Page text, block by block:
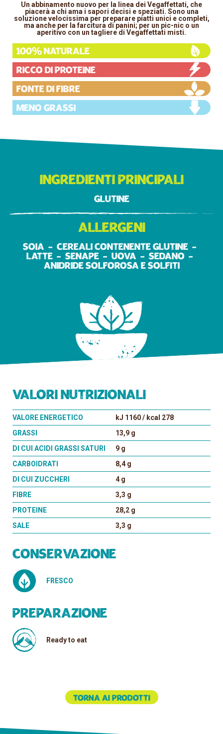
Un abbinamento nuovo per la linea dei Vegaffettati, che
piacerà a chi ama i sapori decisi e speziati. Sono una
soluzione velocissima per preparare piatti unici e completi,
ma anche per la farcitura di panini; per un pic-nic o un
aperitivo con un tagliere di Vegaffettati misti.
100% Naturale
Ricco di proteine
Fonte di fibre
Meno grassi
Ingredienti principali
Glutine
Allergeni
Soia
Cereali contenente glutine
Latte
Senape Uova
Sedano
Anidride solforosa e solfiti
Valori nutrizionali
VALORE ENERGETICO
kJ 1160 / kcal 278
GRASSI
13,9 g
DI CUI ACIDI GRASSI SATURI
9 g
CARBOIDRATI
8,4 g
DI CUI ZUCCHERI
4 g
FIBRE
3,3 g
PROTEINE
28,2 g
SALE
3,3 g
Conservazione
FRESCO
Preparazione
Ready to eat
Torna ai prodotti